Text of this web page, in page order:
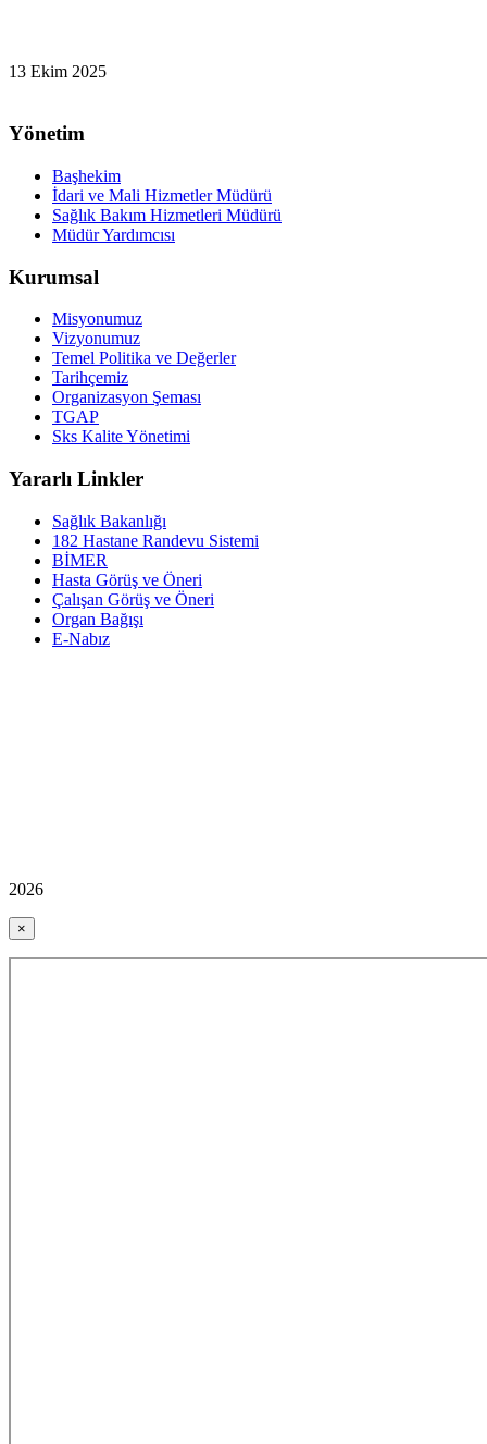
13 Ekim 2025
Yönetim
Başhekim
İdari ve Mali Hizmetler Müdürü
Sağlık Bakım Hizmetleri Müdürü
Müdür Yardımcısı
Kurumsal
Misyonumuz
Vizyonumuz
Temel Politika ve Değerler
Tarihçemiz
Organizasyon Şeması
TGAP
Sks Kalite Yönetimi
Yararlı Linkler
Sağlık Bakanlığı
182 Hastane Randevu Sistemi
BİMER
Hasta Görüş ve Öneri
Çalışan Görüş ve Öneri
Organ Bağışı
E-Nabız
2026
×